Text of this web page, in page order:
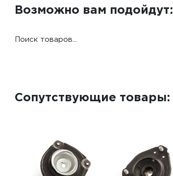
Возможно вам подойдут:
Поиск товаров...
Сопутствующие товары: